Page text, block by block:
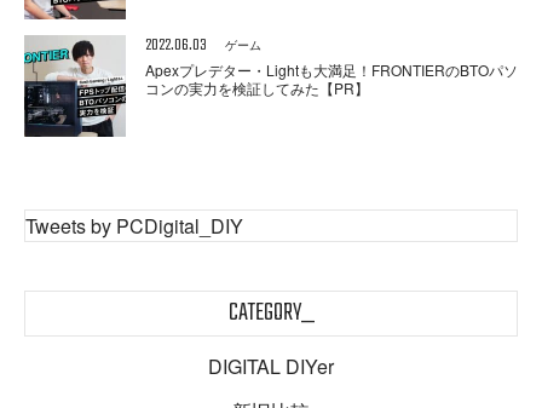
2022.06.03 ゲーム
Apexプレデター・Lightも大満足！FRONTIERのBTOパソ
コンの実力を検証してみた【PR】
Tweets by PCDigital_DIY
CATEGORY_
DIGITAL DIYer